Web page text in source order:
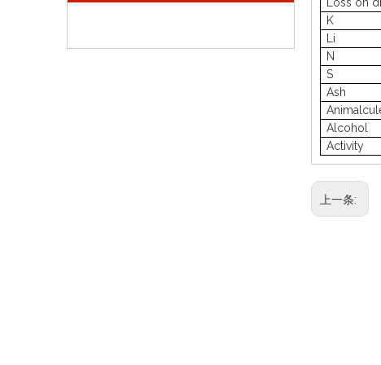
K
Li
N
S
Ash
Alcohol
Activity
上一条: